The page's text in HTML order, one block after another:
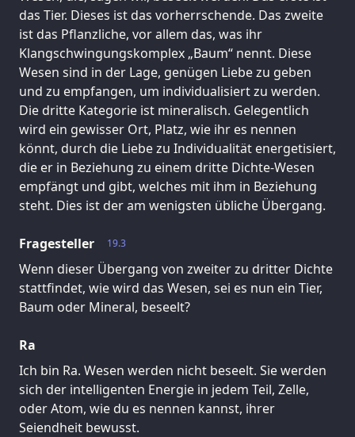
das Tier. Dieses ist das vorherrschende. Das zweite
ist das Pflanzliche, vor allem das, was ihr
Klangschwingungskomplex „Baum“ nennt. Diese
Wesen sind in der Lage, genügen Liebe zu geben
und zu empfangen, um individualisiert zu werden.
Die dritte Kategorie ist mineralisch. Gelegentlich
wird ein gewisser Ort, Platz, wie ihr es nennen
könnt, durch die Liebe zu Individualität energetisiert,
die er in Beziehung zu einem dritte Dichte-Wesen
empfängt und gibt, welches mit ihm in Beziehung
steht. Dies ist der am wenigsten übliche Übergang.
19.3
Fragesteller
Wenn dieser Übergang von zweiter zu dritter Dichte
stattfindet, wie wird das Wesen, sei es nun ein Tier,
Baum oder Mineral, beseelt?
Ra
Ich bin Ra. Wesen werden nicht beseelt. Sie werden
sich der intelligenten Energie in jedem Teil, Zelle,
oder Atom, wie du es nennen kannst, ihrer
Seiendheit bewusst.